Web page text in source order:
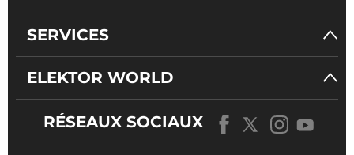
SERVICES
ELEKTOR WORLD
RÉSEAUX SOCIAUX